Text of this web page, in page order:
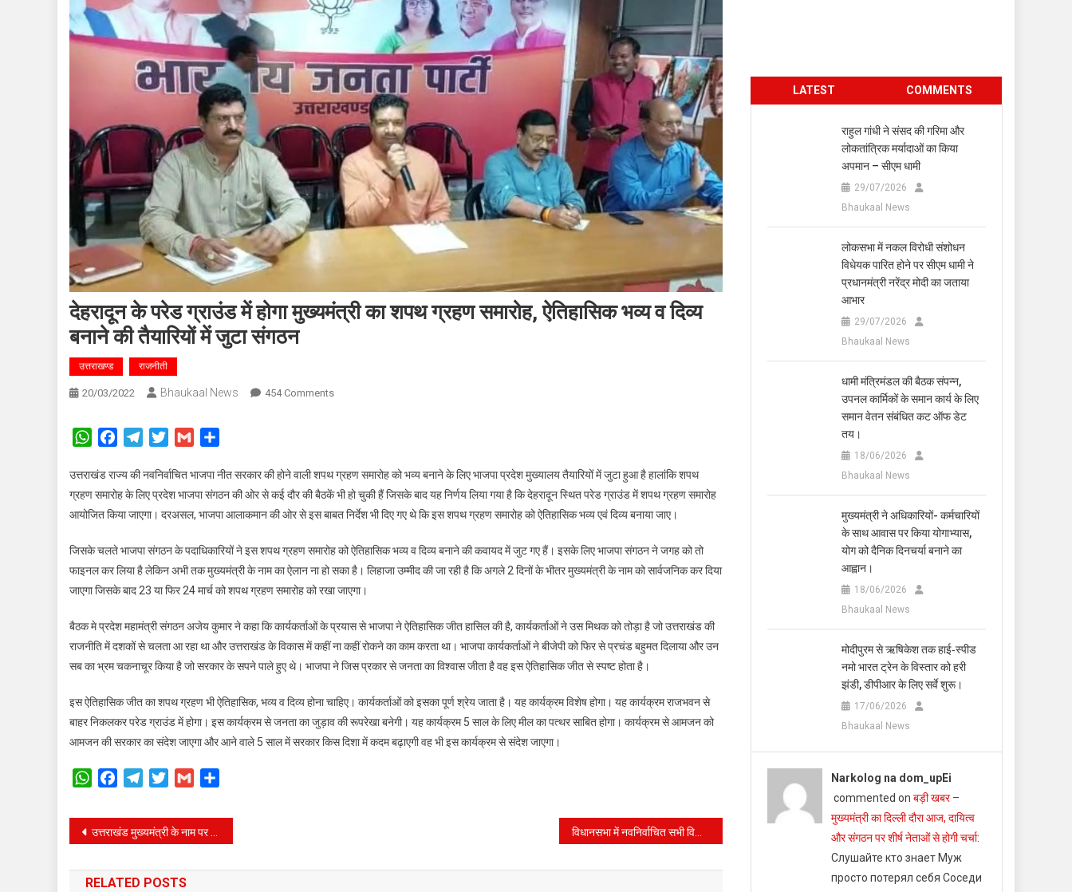
देहरादून के परेड ग्राउंड में होगा मुख्यमंत्री का शपथ ग्रहण समारोह, ऐतिहासिक भव्य व दिव्य
बनाने की तैयारियों में जुटा संगठन
उत्तराखण्ड राजनीती
20/03/2022 Bhaukaal News 454 CommentsOn
होगा
मुख्यमंत्री
शपथ
ग्रहण
समारोह,
भव्य
व
दिव्य
की
तैयारियों
में
WhatsAppFacebookTelegramTwitterGmail
उत्तराखंड राज्य की नवनिर्वाचित भाजपा नीत सरकार की होने वाली शपथ ग्रहण समारोह को भव्य बनाने के लिए भाजपा प्रदेश मुख्यालय तैयारियों में जुटा हुआ है हालांकि शपथ
ग्रहण समारोह के लिए प्रदेश भाजपा संगठन की ओर से कई दौर की बैठकें भी हो चुकी हैं जिसके बाद यह निर्णय लिया गया है कि देहरादून स्थित परेड ग्राउंड में शपथ ग्रहण समारोह
आयोजित किया जाएगा। दरअसल, भाजपा आलाकमान की ओर से इस बाबत निर्देश भी दिए गए थे कि इस शपथ ग्रहण समारोह को ऐतिहासिक भव्य एवं दिव्य बनाया जाए।
जिसके चलते भाजपा संगठन के पदाधिकारियों ने इस शपथ ग्रहण समारोह को ऐतिहासिक भव्य व दिव्य बनाने की कवायद में जुट गए हैं। इसके लिए भाजपा संगठन ने जगह को तो
फाइनल कर लिया है लेकिन अभी तक मुख्यमंत्री के नाम का ऐलान ना हो सका है। लिहाजा उम्मीद की जा रही है कि अगले 2 दिनों के भीतर मुख्यमंत्री के नाम को सार्वजनिक कर दिया
जाएगा जिसके बाद 23 या फिर 24 मार्च को शपथ ग्रहण समारोह को रखा जाएगा।
बैठक मे प्रदेश महामंत्री संगठन अजेय कुमार ने कहा कि कार्यकर्ताओं के प्रयास से भाजपा ने ऐतिहासिक जीत हासिल की है, कार्यकर्ताओं ने उस मिथक को तोड़ा है जो उत्तराखंड की
राजनीति में दशकों से चलता आ रहा था और उत्तराखंड के विकास में कहीं ना कहीं रोकने का काम करता था। भाजपा कार्यकर्ताओं ने बीजेपी को फिर से प्रचंड बहुमत दिलाया और उन
सब का भ्रम चकनाचूर किया है जो सरकार के सपने पाले हुए थे। भाजपा ने जिस प्रकार से जनता का विश्वास जीता है वह इस ऐतिहासिक जीत से स्पष्ट होता है।
इस ऐतिहासिक जीत का शपथ ग्रहण भी ऐतिहासिक, भव्य व दिव्य होना चाहिए। कार्यकर्ताओं को इसका पूर्ण श्रेय जाता है। यह कार्यक्रम विशेष होगा। यह कार्यक्रम राजभवन से
बाहर निकलकर परेड ग्राउंड में होगा। इस कार्यक्रम से जनता का जुड़ाव की रूपरेखा बनेगी। यह कार्यक्रम 5 साल के लिए मील का पत्थर साबित होगा। कार्यक्रम से आमजन को
आमजन की सरकार का संदेश जाएगा और आने वाले 5 साल में सरकार किस दिशा में कदम बढ़ाएगी वह भी इस कार्यक्रम से संदेश जाएगा।
WhatsAppFacebookTelegramTwitterGmail
Post
navigation
उत्तराखंड मुख्यमंत्री के नाम पर लग सकती है अंतिम मुहर, गृह मंत्री अमित शाह के आवास पर चल रही है महत्वपूर्ण बैठक विधानसभा में नवनिर्वाचित सभी विधायकों को कल दिलाई जाएगी शपथ
RELATED POSTS
LATEST COMMENTS
राहुल गांधी ने संसद की गरिमा और
लोकतांत्रिक मर्यादाओं का किया
अपमान – सीएम धामी
29/07/2026
Bhaukaal News
लोकसभा में नकल विरोधी संशोधन
विधेयक पारित होने पर सीएम धामी ने
प्रधानमंत्री नरेंद्र मोदी का जताया
आभार
29/07/2026
Bhaukaal News
धामी मंत्रिमंडल की बैठक संपन्न,
उपनल कार्मिकों के समान कार्य के लिए
समान वेतन संबंधित कट ऑफ डेट
तय।
18/06/2026
Bhaukaal News
मुख्यमंत्री ने अधिकारियों- कर्मचारियों
के साथ आवास पर किया योगाभ्यास,
योग को दैनिक दिनचर्या बनाने का
आह्वान।
18/06/2026
Bhaukaal News
मोदीपुरम से ऋषिकेश तक हाई‑स्पीड
नमो भारत ट्रेन के विस्तार को हरी
झंडी, डीपीआर के लिए सर्वे शुरू।
17/06/2026
Bhaukaal News
Narkolog na dom_upEi
commented on बड़ी खबर –
मुख्यमंत्री का दिल्ली दौरा आज, दायित्व
और संगठन पर शीर्ष नेताओं से होगी चर्चा:
Слушайте кто знает Муж
просто потерял себя Соседи